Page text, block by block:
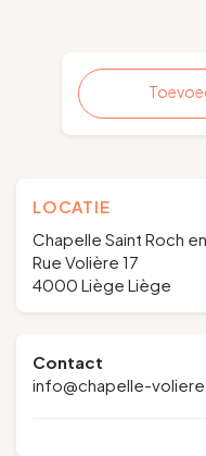
LOCATIE
Chapelle Saint Roch
Rue Volière 17
4000 Liège Liège
Contact
info@chapelle-